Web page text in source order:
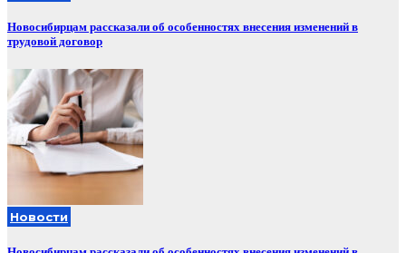
Новосибирцам рассказали об особенностях внесения изменений в
трудовой договор
Новости